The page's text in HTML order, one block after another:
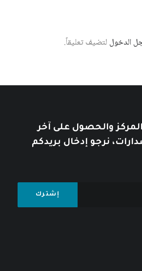
الدخول لتضيف تعليقاً.
والحصول على آخر
نرجو إدخال بريدكم